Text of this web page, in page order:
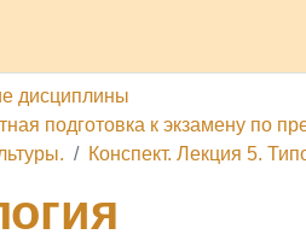
дисциплины
подготовка к экзамену по
Конспект. Лекция 5.